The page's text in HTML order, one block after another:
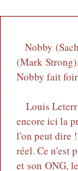
Nobby
(Mark
Nobby fait
Louis
encore ici la
l'on peut dire
réel. Ce n'est
et son ONG,